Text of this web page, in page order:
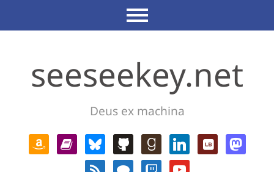
seeseekey.net
Deus ex machina